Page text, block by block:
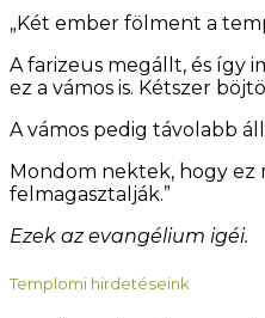
„Két ember fölment a
A farizeus megállt, és így
ez a vámos is. Kétszer
A vámos pedig távolabb
Mondom nektek, hogy ez
felmagasztalják.”
Ezek az evangélium igéi.
Templomi hirdetéseink